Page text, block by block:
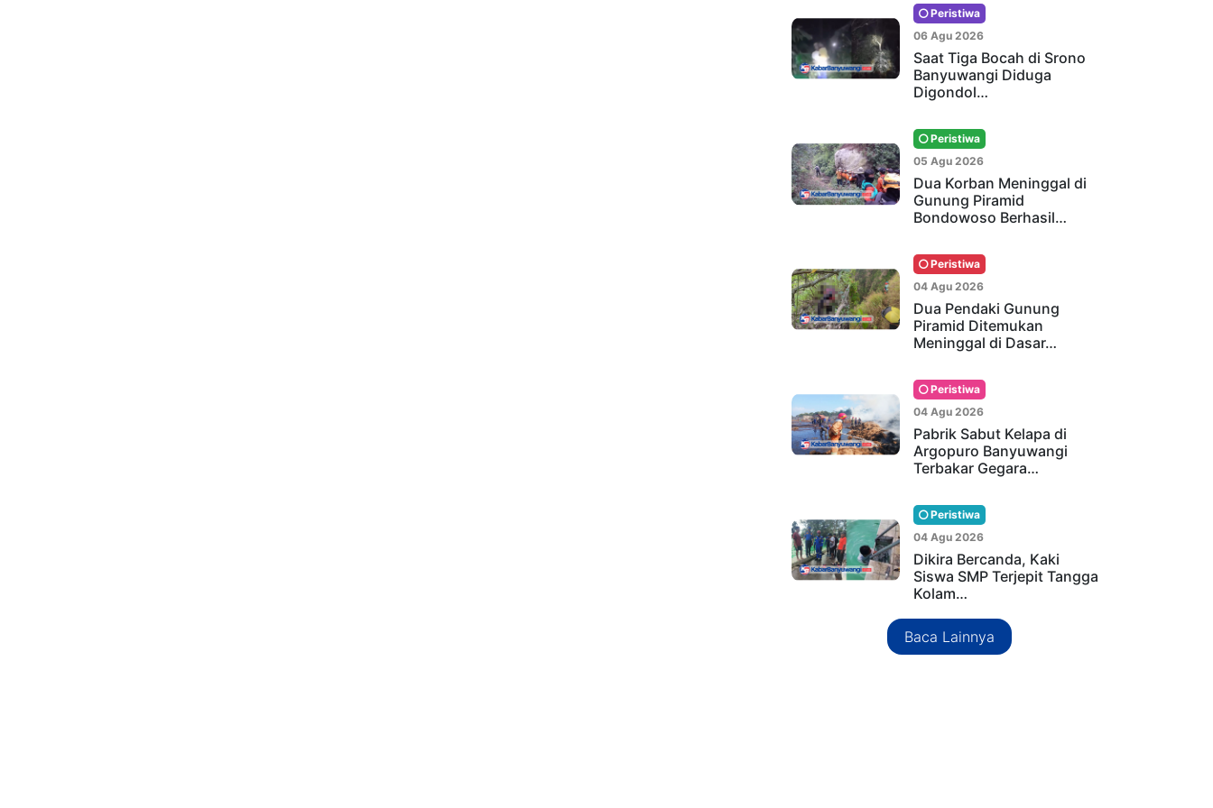
Peristiwa
06 Agu 2026
Saat Tiga Bocah di Srono
Banyuwangi Diduga
Digondol…
Peristiwa
05 Agu 2026
Dua Korban Meninggal di
Gunung Piramid
Bondowoso Berhasil…
Peristiwa
04 Agu 2026
Dua Pendaki Gunung
Piramid Ditemukan
Meninggal di Dasar…
Peristiwa
04 Agu 2026
Pabrik Sabut Kelapa di
Argopuro Banyuwangi
Terbakar Gegara…
Peristiwa
04 Agu 2026
Dikira Bercanda, Kaki
Siswa SMP Terjepit Tangga
Kolam…
Baca Lainnya